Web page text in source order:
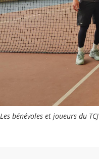
Les bénévoles et joueurs du TCJ